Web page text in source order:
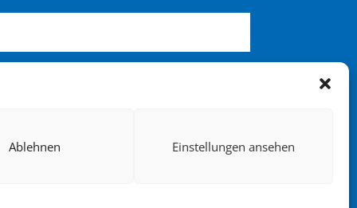
Ablehnen Einstellungen ansehen